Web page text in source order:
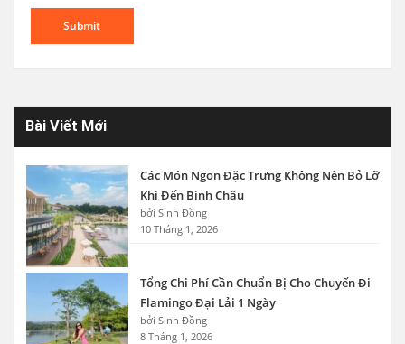
Bài Viết Mới
Các Món Ngon Đặc Trưng Không Nên Bỏ Lỡ
Khi Đến Bình Châu
bởi Sinh Đồng
10 Tháng 1, 2026
Tổng Chi Phí Cần Chuẩn Bị Cho Chuyến Đi
Flamingo Đại Lải 1 Ngày
bởi Sinh Đồng
8 Tháng 1, 2026